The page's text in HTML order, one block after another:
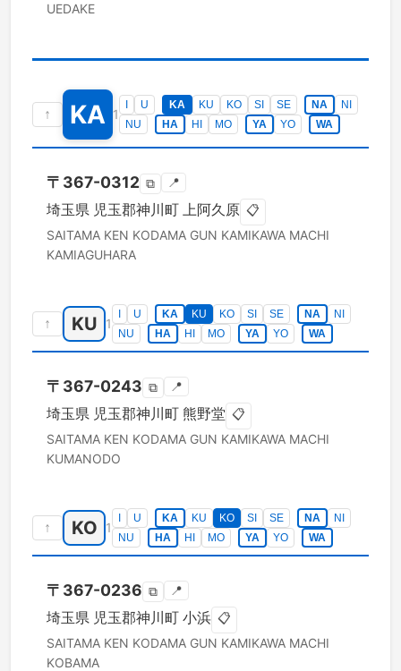
UEDAKE
↑ KA 1
U KA KU KO SI SE NA
NI
NU
HA HI MO YA YO WA
〒 367-0312 ⧉ 📍
埼玉県 児玉郡神川町 上阿久原 📋
SAITAMA KEN KODAMA GUN KAMIKAWA MACHI
KAMIAGUHARA
↑ KU 1
U KA KU KO SI SE NA
NI
NU
HA HI MO YA YO WA
〒 367-0243 ⧉ 📍
埼玉県 児玉郡神川町 熊野堂 📋
SAITAMA KEN KODAMA GUN KAMIKAWA MACHI
KUMANODO
↑ KO 1
U KA KU KO SI SE NA
NI
NU
HA HI MO YA YO WA
〒 367-0236 ⧉ 📍
埼玉県 児玉郡神川町 小浜 📋
SAITAMA KEN KODAMA GUN KAMIKAWA MACHI
KOBAMA